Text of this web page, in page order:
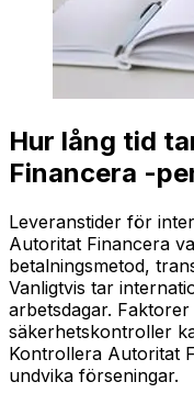
Hur lång tid
Financera -
Leveranstider för
Autoritat Financera
betalningsmetod,
Vanligtvis tar
arbetsdagar.
säkerhetskontroller
Kontrollera Autoritat
undvika förseningar.